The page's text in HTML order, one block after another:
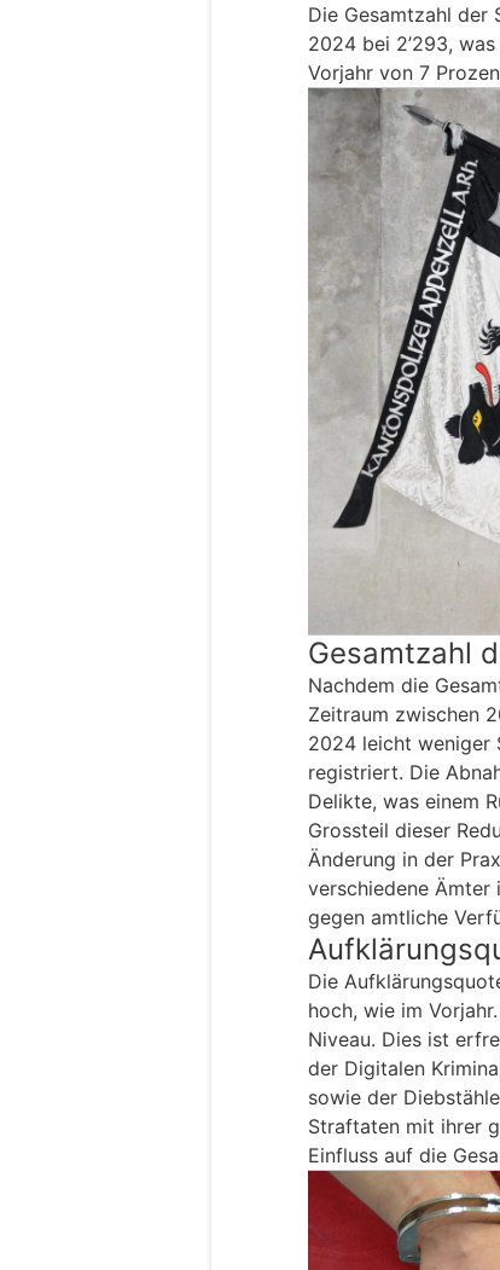
Die Gesamtzahl der
2024 bei 2’293,
Vorjahr von 7
Gesamtzahl
Nachdem die
Zeitraum zwischen
2024 leicht weniger
registriert. Die
Delikte, was einem
Grossteil dieser
Änderung in der
verschiedene Ämter
gegen amtliche
Die
hoch, wie im
Niveau. Dies ist
der Digitalen
sowie der
Straftaten mit ihrer
Einfluss auf die